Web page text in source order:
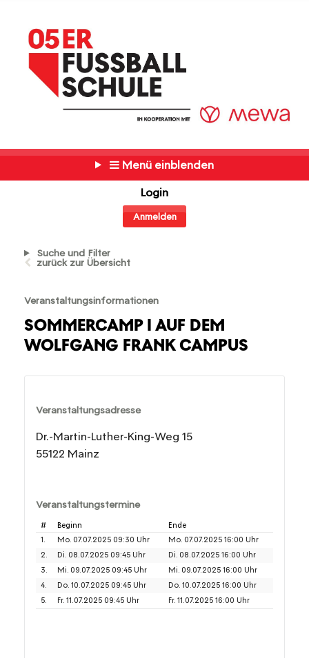
Menü einblenden
Login
Anmelden
Suche und Filter
zurück zur Übersicht
Veranstaltungsinformationen
SOMMERCAMP I AUF DEM
WOLFGANG FRANK CAMPUS
Veranstaltungsadresse
Dr.-Martin-Luther-King-Weg 15
55122 Mainz
Veranstaltungstermine
# Beginn
Ende
1.
Mo. 07.07.2025 09:30 Uhr
Mo. 07.07.2025 16:00 Uhr
2.
Di. 08.07.2025 09:45 Uhr
Di. 08.07.2025 16:00 Uhr
3.
Mi. 09.07.2025 09:45 Uhr
Mi. 09.07.2025 16:00 Uhr
4.
Do. 10.07.2025 09:45 Uhr
Do. 10.07.2025 16:00 Uhr
5.
Fr. 11.07.2025 09:45 Uhr Fr. 11.07.2025 16:00 Uhr